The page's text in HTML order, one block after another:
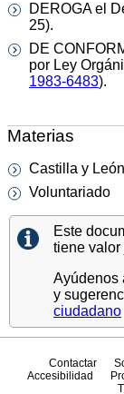
DEROGA el
25).
DE
por Ley
1983-6483).
Materias
Castilla y León
Voluntariado
Este
tiene valor
Ayúdenos
y
ciudadano
Contactar
Accesibilidad